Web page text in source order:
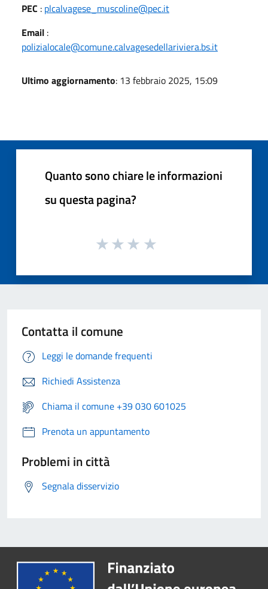
PEC : plcalvagese_muscoline@pec.it
Email :
polizialocale@comune.calvagesedellariviera.bs.it
Ultimo aggiornamento: 13 febbraio 2025, 15:09
Quanto sono chiare le informazioni
su questa pagina?
Contatta il comune
Leggi le domande frequenti
Richiedi Assistenza
Chiama il comune +39 030 601025
Prenota un appuntamento
Problemi in città
Segnala disservizio